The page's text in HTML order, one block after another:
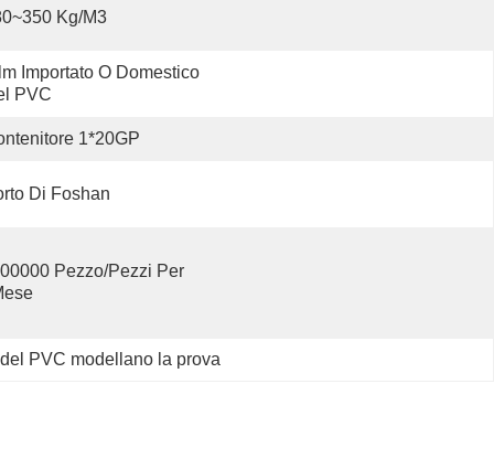
Kg/m3
Importato O Domestico
PVC
1*20GP
Di Foshan
Pezzo/pezzi Per
PVC modellano la prova